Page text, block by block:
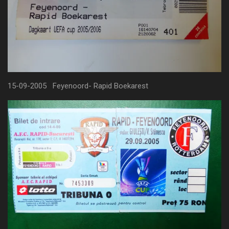
15-09-2005 Feyenoord- Rapid Boekarest